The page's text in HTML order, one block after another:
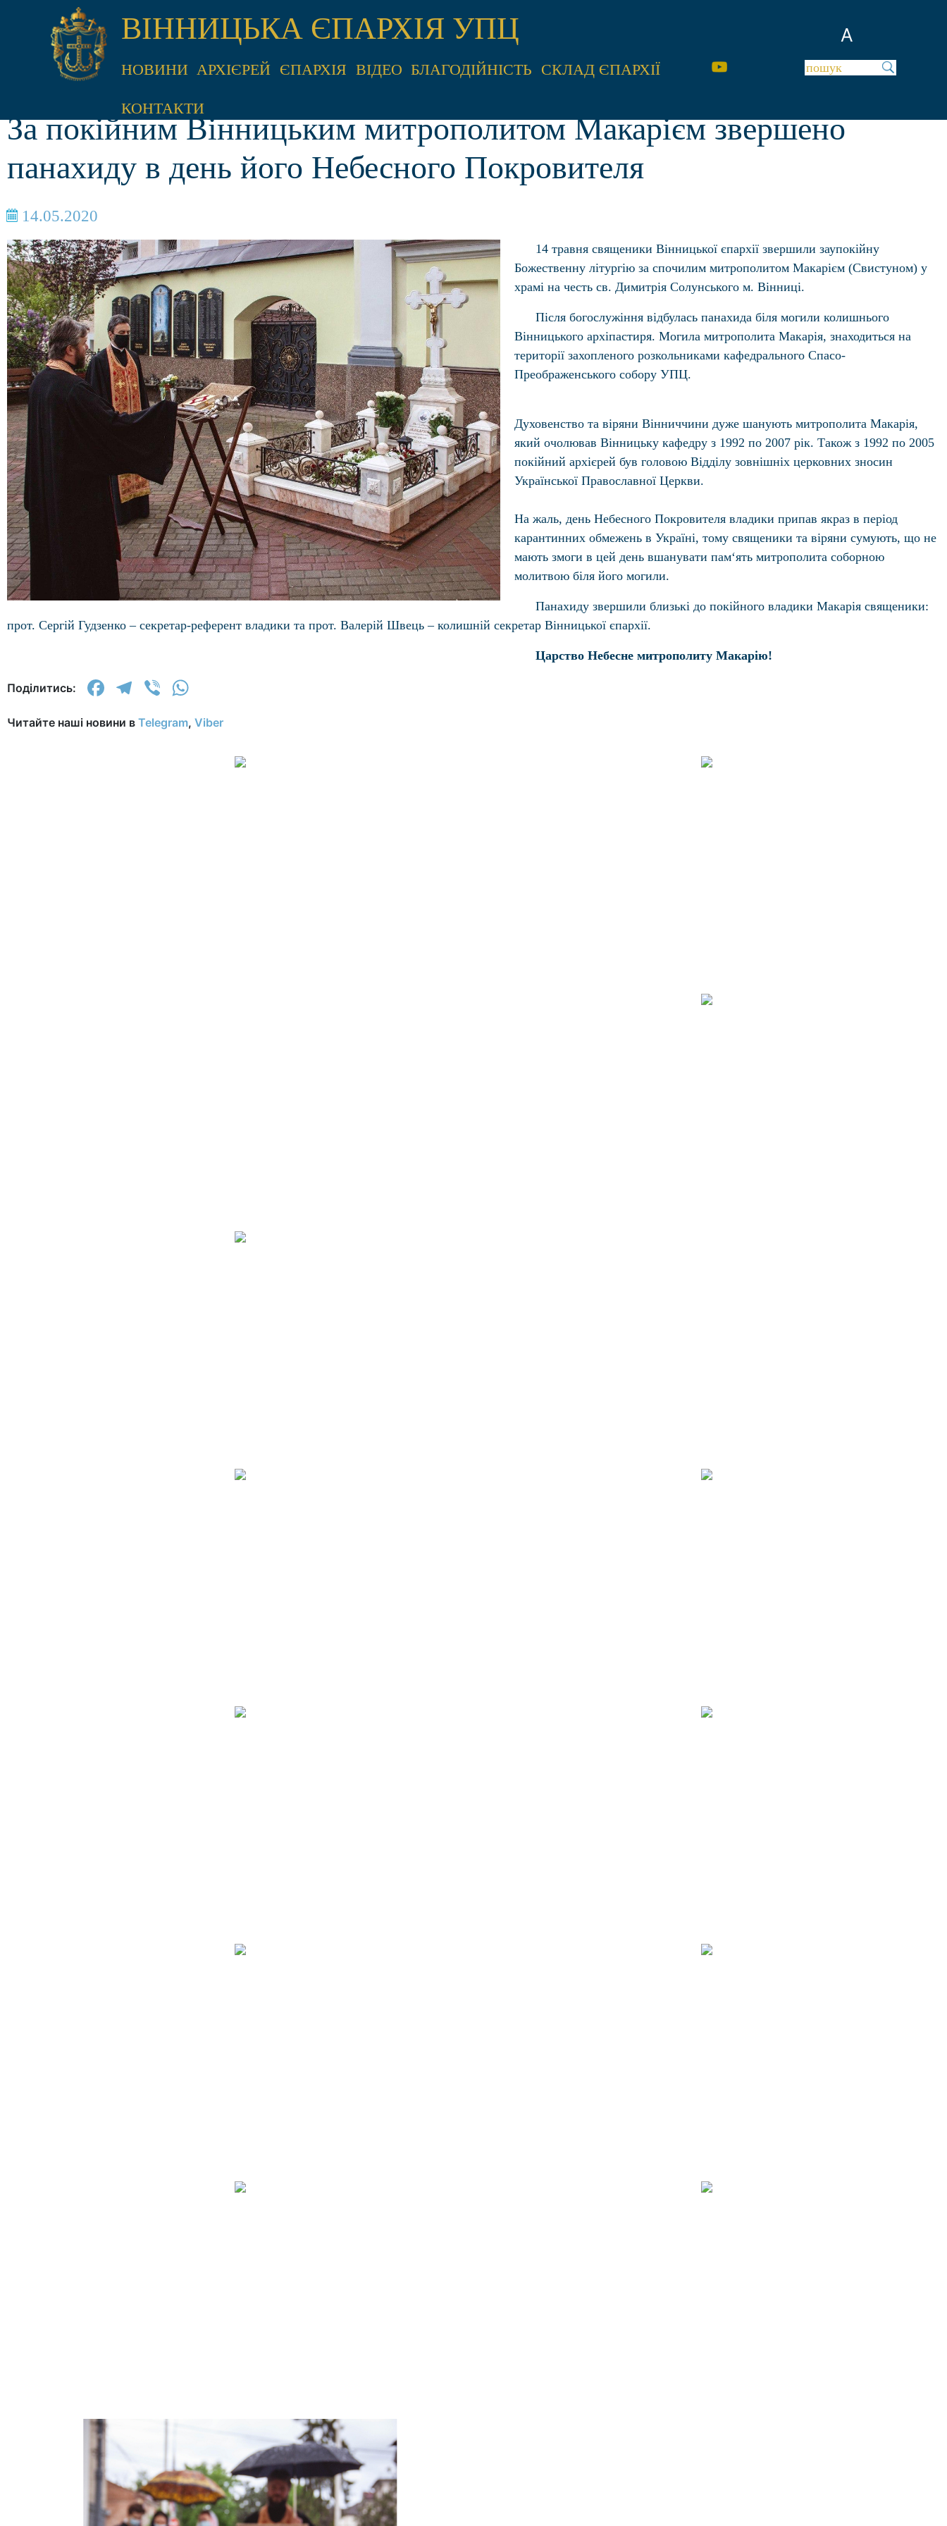
A
ВІННИЦЬКА ЄПАРХІЯ УПЦ
НОВИНИ АРХІЄРЕЙ ЄПАРХІЯ ВІДЕО БЛАГОДІЙНІСТЬ СКЛАД ЄПАРХІЇ
КОНТАКТИ
За покійним Вінницьким митрополитом Макарієм звершено
панахиду в день його Небесного Покровителя
14.05.2020
14 травня священики Вінницької єпархії звершили заупокійну
Божественну літургію за спочилим митрополитом Макарієм (Свистуном) у
храмі на честь св. Димитрія Солунського м. Вінниці.
Після богослужіння відбулась панахида біля могили колишнього
Вінницького архіпастиря. Могила митрополита Макарія, знаходиться на
території захопленого розкольниками кафедрального Спасо-
Преображенського собору УПЦ.
Духовенство та віряни Вінниччини дуже шанують митрополита Макарія,
який очолював Вінницьку кафедру з 1992 по 2007 рік. Також з 1992 по 2005
покійний архієрей був головою Відділу зовнішніх церковних зносин
Української Православної Церкви.
На жаль, день Небесного Покровителя владики припав якраз в період
карантинних обмежень в Україні, тому священики та віряни сумують, що не
мають змоги в цей день вшанувати пам‘ять митрополита соборною
молитвою біля його могили.
Панахиду звершили близькі до покійного владики Макарія священики:
прот. Сергій Гудзенко – секретар-референт владики та прот. Валерій Швець – колишній секретар Вінницької єпархії.
Царство Небесне митрополиту Макарію!
Поділитись: Facebook
Telegram
Viber
Читайте наші новини в Telegram, Viber